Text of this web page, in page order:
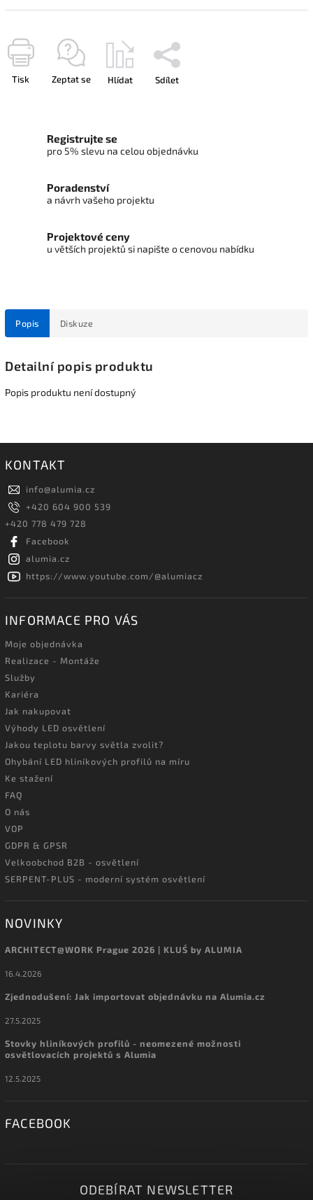
Tisk Zeptat se Hlídat Sdílet
Registrujte se
pro 5% slevu na celou objednávku
Poradenství
a návrh vašeho projektu
Projektové ceny
u větších projektů si napište o cenovou nabídku
Popis Diskuze
Detailní popis produktu
Popis produktu není dostupný
KONTAKT
info@alumia.cz
+420 604 900 539
+420 778 479 728
Facebook
alumia.cz
https://www.youtube.com/@alumiacz
INFORMACE PRO VÁS
Moje objednávka
Realizace - Montáže
Služby
Kariéra
Jak nakupovat
Výhody LED osvětlení
Jakou teplotu barvy světla zvolit?
Ohybání LED hliníkových profilů na míru
Ke stažení
FAQ
O nás
VOP
GDPR & GPSR
Velkoobchod B2B - osvětlení
SERPENT-PLUS - moderní systém osvětlení
NOVINKY
ARCHITECT@WORK Prague 2026 | KLUŚ by ALUMIA
16.4.2026
Zjednodušení: Jak importovat objednávku na Alumia.cz
27.5.2025
Stovky hliníkových profilů - neomezené možnosti
osvětlovacích projektů s Alumia
12.5.2025
FACEBOOK
ODEBÍRAT NEWSLETTER